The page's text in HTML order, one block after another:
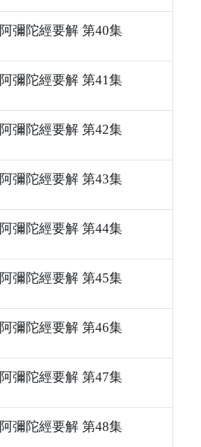
阿彌陀經要解 第40集
阿彌陀經要解 第41集
阿彌陀經要解 第42集
阿彌陀經要解 第43集
阿彌陀經要解 第44集
阿彌陀經要解 第45集
阿彌陀經要解 第46集
阿彌陀經要解 第47集
阿彌陀經要解 第48集